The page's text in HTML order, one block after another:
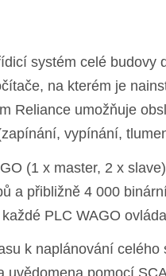
systém celé budovy
na kterém je
Reliance umožňuje
vypínání,
(1 x master, 2 x
a přibližně 4 000
PLC WAGO
k naplánování celého
uvědomena pomocí